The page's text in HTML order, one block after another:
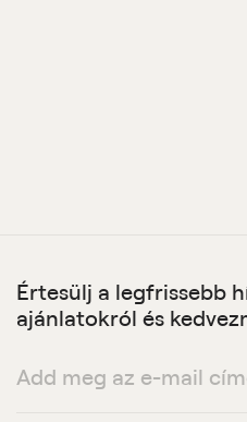
Értesülj a legfrissebb
ajánlatokról és